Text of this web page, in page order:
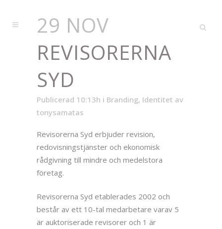
29 NOV
REVISORERNA
SYD
Publicerad 10:13h i Branding, Identitet av
tonysamatas
Revisorerna Syd erbjuder revision,
redovisningstjänster och ekonomisk
rådgivning till mindre och medelstora
företag.
Revisorerna Syd etablerades 2002 och
består av ett 10-tal medarbetare varav 5
är auktoriserade revisorer och 1 är